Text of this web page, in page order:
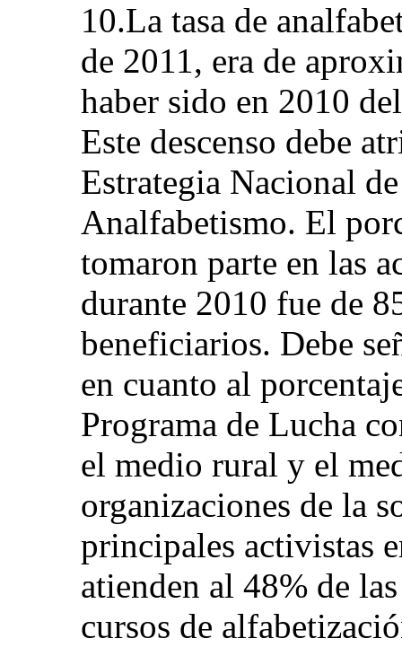
10.La tasa de
de 2011, era de
haber sido en 2010
Este descenso debe
Estrategia Nacional
Analfabetismo. El
tomaron parte en las
durante 2010 fue de
beneficiarios. Debe
en cuanto al
Programa de Lucha
el medio rural y el
organizaciones de la
principales activistas
atienden al 48% de
cursos de